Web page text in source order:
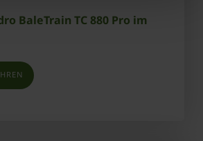
BaleTrain TC 880 Pro im